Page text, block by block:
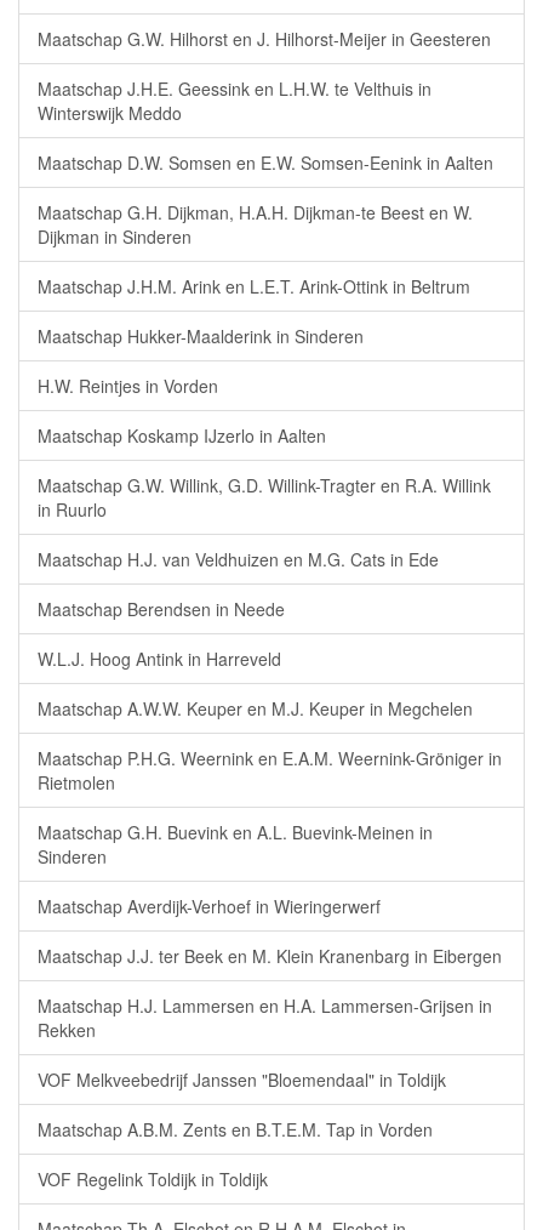
Maatschap G.W. Hilhorst en J. Hilhorst-Meijer in Geesteren
Maatschap J.H.E. Geessink en L.H.W. te Velthuis in
Winterswijk Meddo
Maatschap D.W. Somsen en E.W. Somsen-Eenink in Aalten
Maatschap G.H. Dijkman, H.A.H. Dijkman-te Beest en W.
Dijkman in Sinderen
Maatschap J.H.M. Arink en L.E.T. Arink-Ottink in Beltrum
Maatschap Hukker-Maalderink in Sinderen
H.W. Reintjes in Vorden
Maatschap Koskamp IJzerlo in Aalten
Maatschap G.W. Willink, G.D. Willink-Tragter en R.A. Willink
in Ruurlo
Maatschap H.J. van Veldhuizen en M.G. Cats in Ede
Maatschap Berendsen in Neede
W.L.J. Hoog Antink in Harreveld
Maatschap A.W.W. Keuper en M.J. Keuper in Megchelen
Maatschap P.H.G. Weernink en E.A.M. Weernink-Gröniger in
Rietmolen
Maatschap G.H. Buevink en A.L. Buevink-Meinen in
Sinderen
Maatschap Averdijk-Verhoef in Wieringerwerf
Maatschap J.J. ter Beek en M. Klein Kranenbarg in Eibergen
Maatschap H.J. Lammersen en H.A. Lammersen-Grijsen in
Rekken
VOF Melkveebedrijf Janssen "Bloemendaal" in Toldijk
Maatschap A.B.M. Zents en B.T.E.M. Tap in Vorden
VOF Regelink Toldijk in Toldijk